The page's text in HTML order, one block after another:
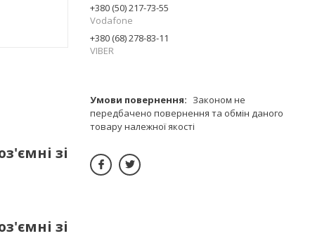
зі
зі
+380 (50) 217-73-55
Vodafone
+380 (68) 278-83-11
VIBER
Законом не
передбачено повернення та обмін даного
товару належної якості